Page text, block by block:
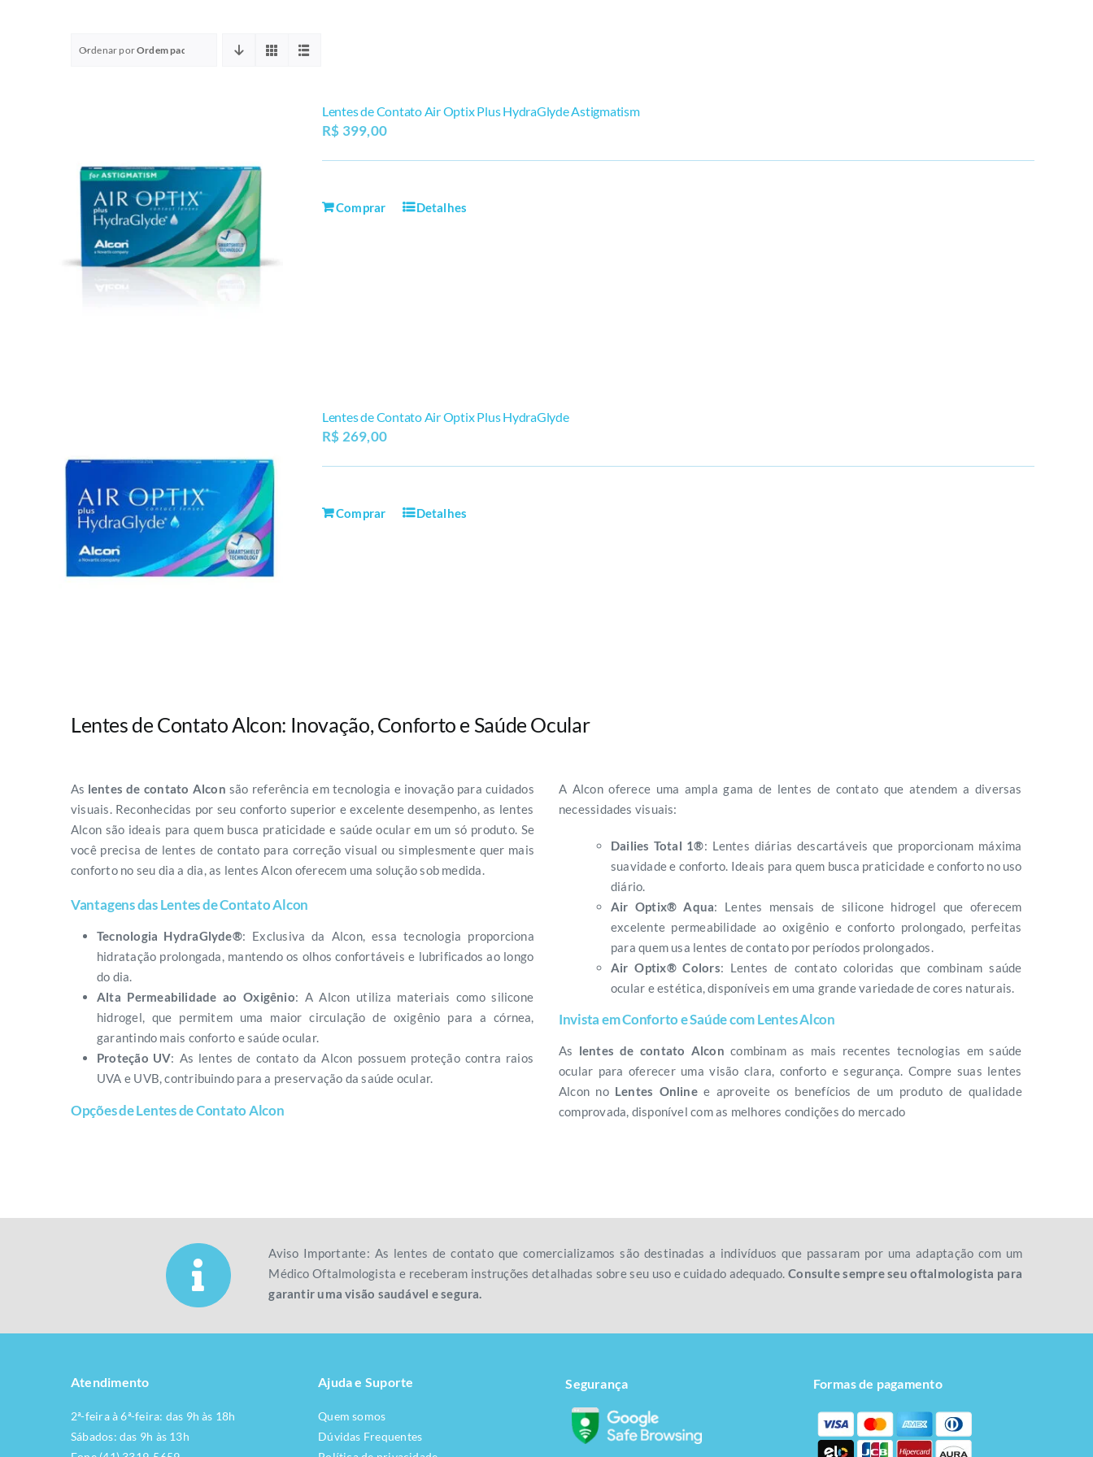
Ordenar porOrdem padrão
Lentes de Contato Air Optix Plus HydraGlyde Astigmatism
R$ 399,00
Comprar Detalhes
Lentes de Contato Air Optix Plus HydraGlyde
R$ 269,00
Comprar Detalhes
Lentes de Contato Alcon: Inovação, Conforto e Saúde Ocular
As lentes de contato Alcon são referência em tecnologia e inovação para cuidados
visuais. Reconhecidas por seu conforto superior e excelente desempenho, as lentes
Alcon são ideais para quem busca praticidade e saúde ocular em um só produto. Se
você precisa de lentes de contato para correção visual ou simplesmente quer mais
conforto no seu dia a dia, as lentes Alcon oferecem uma solução sob medida.
Vantagens das Lentes de Contato Alcon
Tecnologia HydraGlyde®: Exclusiva da Alcon, essa tecnologia proporciona
hidratação prolongada, mantendo os olhos confortáveis e lubrificados ao longo
do dia.
Alta Permeabilidade ao Oxigênio: A Alcon utiliza materiais como silicone
hidrogel, que permitem uma maior circulação de oxigênio para a córnea,
garantindo mais conforto e saúde ocular.
Proteção UV: As lentes de contato da Alcon possuem proteção contra raios
UVA e UVB, contribuindo para a preservação da saúde ocular.
Opções de Lentes de Contato Alcon
A Alcon oferece uma ampla gama de lentes de contato que atendem a diversas
necessidades visuais:
Dailies Total 1®: Lentes diárias descartáveis que proporcionam máxima
suavidade e conforto. Ideais para quem busca praticidade e conforto no uso
diário.
Air Optix® Aqua: Lentes mensais de silicone hidrogel que oferecem
excelente permeabilidade ao oxigênio e conforto prolongado, perfeitas
para quem usa lentes de contato por períodos prolongados.
Air Optix® Colors: Lentes de contato coloridas que combinam saúde
ocular e estética, disponíveis em uma grande variedade de cores naturais.
Invista em Conforto e Saúde com Lentes Alcon
As lentes de contato Alcon combinam as mais recentes tecnologias em saúde
ocular para oferecer uma visão clara, conforto e segurança. Compre suas lentes
Alcon no Lentes Onlinee aproveite os benefícios de um produto de qualidade
comprovada, disponível com as melhores condições do mercado
Aviso Importante: As lentes de contato que comercializamos são destinadas a indivíduos que passaram por uma adaptação com um
Médico Oftalmologista e receberam instruções detalhadas sobre seu uso e cuidado adequado.Consulte sempre seu oftalmologista para
garantir uma visão saudável e segura.
Atendimento
2ª-feira à 6ª-feira: das 9h às 18h
Sábados: das 9h às 13h
Ajuda e Suporte
Quem somos
Dúvidas Frequentes
Segurança Formas de pagamento